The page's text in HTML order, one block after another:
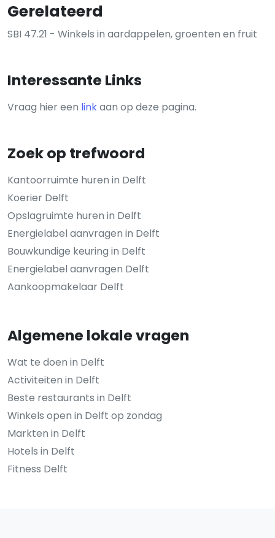
Gerelateerd
SBI 47.21 - Winkels in aardappelen, groenten en fruit
Interessante Links
Vraag hier een linkaan op deze pagina.
Zoek op trefwoord
Kantoorruimte huren in Delft
Koerier Delft
Opslagruimte huren in Delft
Energielabel aanvragen in Delft
Bouwkundige keuring in Delft
Energielabel aanvragen Delft
Aankoopmakelaar Delft
Algemene lokale vragen
Wat te doen in Delft
Activiteiten in Delft
Beste restaurants in Delft
Winkels open in Delft op zondag
Markten in Delft
Hotels in Delft
Fitness Delft